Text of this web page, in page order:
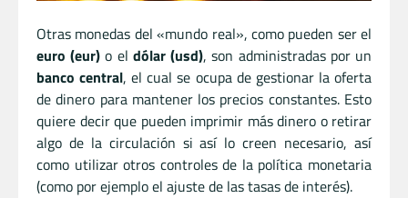
Otras monedas del «mundo real», como pueden ser el
euro (eur) o el dólar (usd), son administradas por un
banco central, el cual se ocupa de gestionar la oferta
de dinero para mantener los precios constantes. Esto
quiere decir que pueden imprimir más dinero o retirar
algo de la circulación si así lo creen necesario, así
como utilizar otros controles de la política monetaria
(como por ejemplo el ajuste de las tasas de interés).